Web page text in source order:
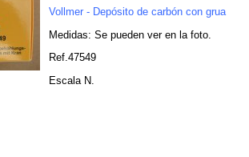
Vollmer - Depósito de carbón con grua
Medidas: Se pueden ver en la foto.
Ref.47549
Escala N.